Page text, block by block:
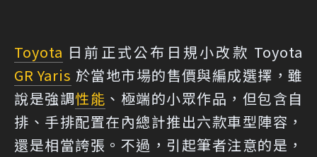
Toyota 日前正式公布日規小改款 Toyota
GR Yaris 於當地市場的售價與編成選擇，雖
說是強調性能 、極端的小眾作品，但包含自
排、手排配置在內總計推出六款車型陣容，
還是相當誇張。不過，引起筆者注意的是，